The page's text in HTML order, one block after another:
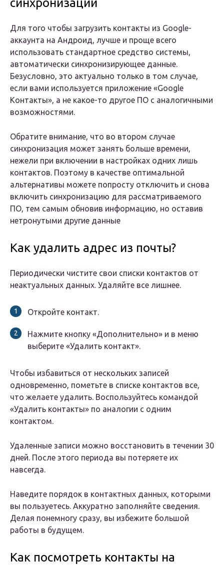
синхронизации
Для того чтобы загрузить контакты из Google-
аккаунта на Андроид, лучше и проще всего
использовать стандартное средство системы,
автоматически синхронизирующее данные.
Безусловно, это актуально только в том случае,
если вами используется приложение «Google
Контакты», а не какое-то другое ПО с аналогичными
возможностями.
Обратите внимание, что во втором случае
синхронизация может занять больше времени,
нежели при включении в настройках одних лишь
контактов. Поэтому в качестве оптимальной
альтернативы можете попросту отключить и снова
включить синхронизацию для рассматриваемого
ПО, тем самым обновив информацию, но оставив
нетронутыми другие данные
Как удалить адрес из почты?
Периодически чистите свои списки контактов от
неактуальных данных. Удаляйте все лишнее.
Откройте контакт.
Нажмите кнопку «Дополнительно» и в меню
выберите «Удалить контакт».
Чтобы избавиться от нескольких записей
одновременно, пометьте в списке контактов все,
что желаете удалить. Воспользуйтесь командой
«Удалить контакты» по аналогии с одним
контактом.
Удаленные записи можно восстановить в течении 30
дней. После этого периода вы потеряете их
навсегда.
Наведите порядок в контактных данных, которыми
вы пользуетесь. Аккуратно заполняйте сведения.
Делая понемногу сразу, вы избежите большой
работы в будущем.
Как посмотреть контакты на